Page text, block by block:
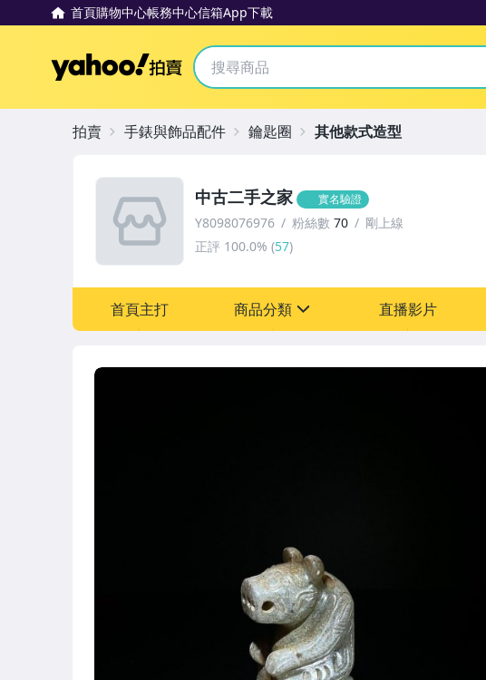
首頁購物中心帳務中心信箱App下載
Yahoo拍賣
中古二手之家 實名驗證
Y8098076976 粉絲數 70
剛上線
正評 100.0% (57)
首頁主打 商品分類 直播影片
拍賣 手錶與飾品配件 鑰匙圈 其他款式造型